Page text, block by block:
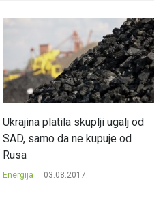
Ukrajina platila skuplji ugalj od
SAD, samo da ne kupuje od
Rusa
Energija 03.08.2017.